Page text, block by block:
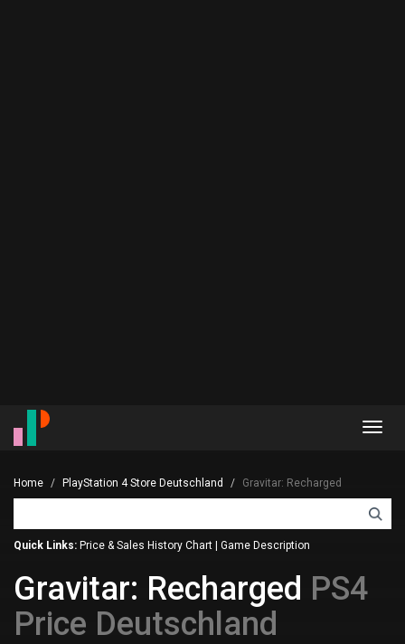
Home PlayStation 4 Store Deutschland Gravitar: Recharged
Quick Links: Price & Sales History Chart Game Description
Gravitar: Recharged PS4
Price Deutschland